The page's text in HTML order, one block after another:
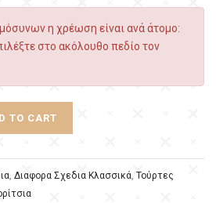
η χρέωση είναι ανά άτομο:
στο ακόλουθο πεδίο τον
TO CART
, Διαφορα Σχεδια Κλασσικά, Τούρτες